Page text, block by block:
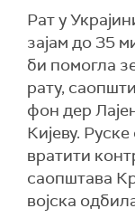
Рат у
зајам до 35
би помогла
рату,
фон дер
Кијеву.
вратити
саопштава
војска